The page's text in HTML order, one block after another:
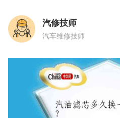
汽修技师
汽车维修技师